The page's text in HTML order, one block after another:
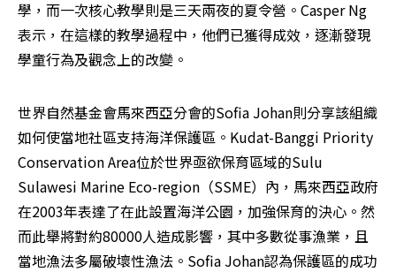
學，而一次核心教學則是三天兩夜的夏令營。Casper Ng
表示，在這樣的教學過程中，他們已獲得成效，逐漸發現
學童行為及觀念上的改變。
世界自然基金會馬來西亞分會的Sofia Johan則分享該組織
如何使當地社區支持海洋保護區。Kudat-Banggi Priority
Conservation Area位於世界亟欲保育區域的Sulu
Sulawesi Marine Eco-region（SSME）內，馬來西亞政府
在2003年表達了在此設置海洋公園，加強保育的決心。然
而此舉將對約80000人造成影響，其中多數從事漁業，且
當地漁法多屬破壞性漁法。Sofia Johan認為保護區的成功